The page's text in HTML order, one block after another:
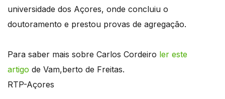
universidade dos Açores, onde concluiu o
doutoramento e prestou provas de agregação.
Para saber mais sobre Carlos Cordeiro ler este
artigo de Vam,berto de Freitas.
RTP-Açores